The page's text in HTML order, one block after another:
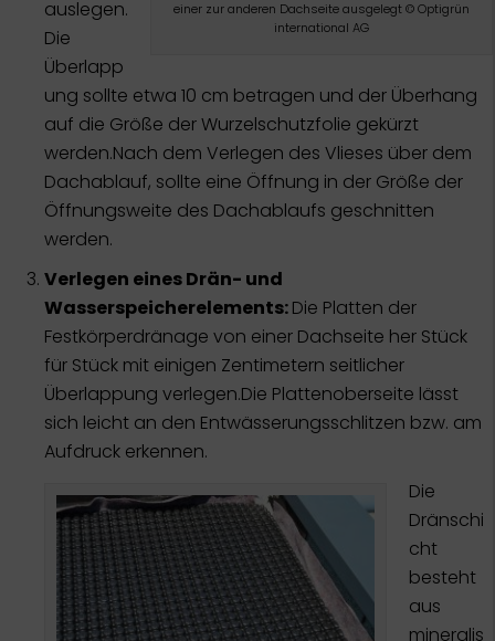
einer zur anderen Dachseite ausgelegt © Optigrün
international AG
auslegen.
Die
Überlapp
ung sollte etwa 10 cm betragen und der Überhang
auf die Größe der Wurzelschutzfolie gekürzt
werden.Nach dem Verlegen des Vlieses über dem
Dachablauf, sollte eine Öffnung in der Größe der
Öffnungsweite des Dachablaufs geschnitten
werden.
Verlegen eines Drän- und
Wasserspeicherelements:Die Platten der
Festkörperdränage von einer Dachseite her Stück
für Stück mit einigen Zentimetern seitlicher
Überlappung verlegen.Die Plattenoberseite lässt
sich leicht an den Entwässerungsschlitzen bzw. am
Aufdruck erkennen.
Die
Dränschi
cht
besteht
aus
mineralis